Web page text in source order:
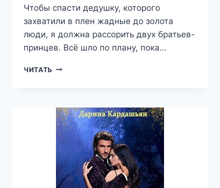
Чтобы спасти дедушку, которого
захватили в плен жадные до золота
люди, я должна рассорить двух братьев-
принцев. Всё шло по плану, пока…
ЧИТАТЬ СОБЛАЗН
ДАРИНА
КАРДАШЬЯН